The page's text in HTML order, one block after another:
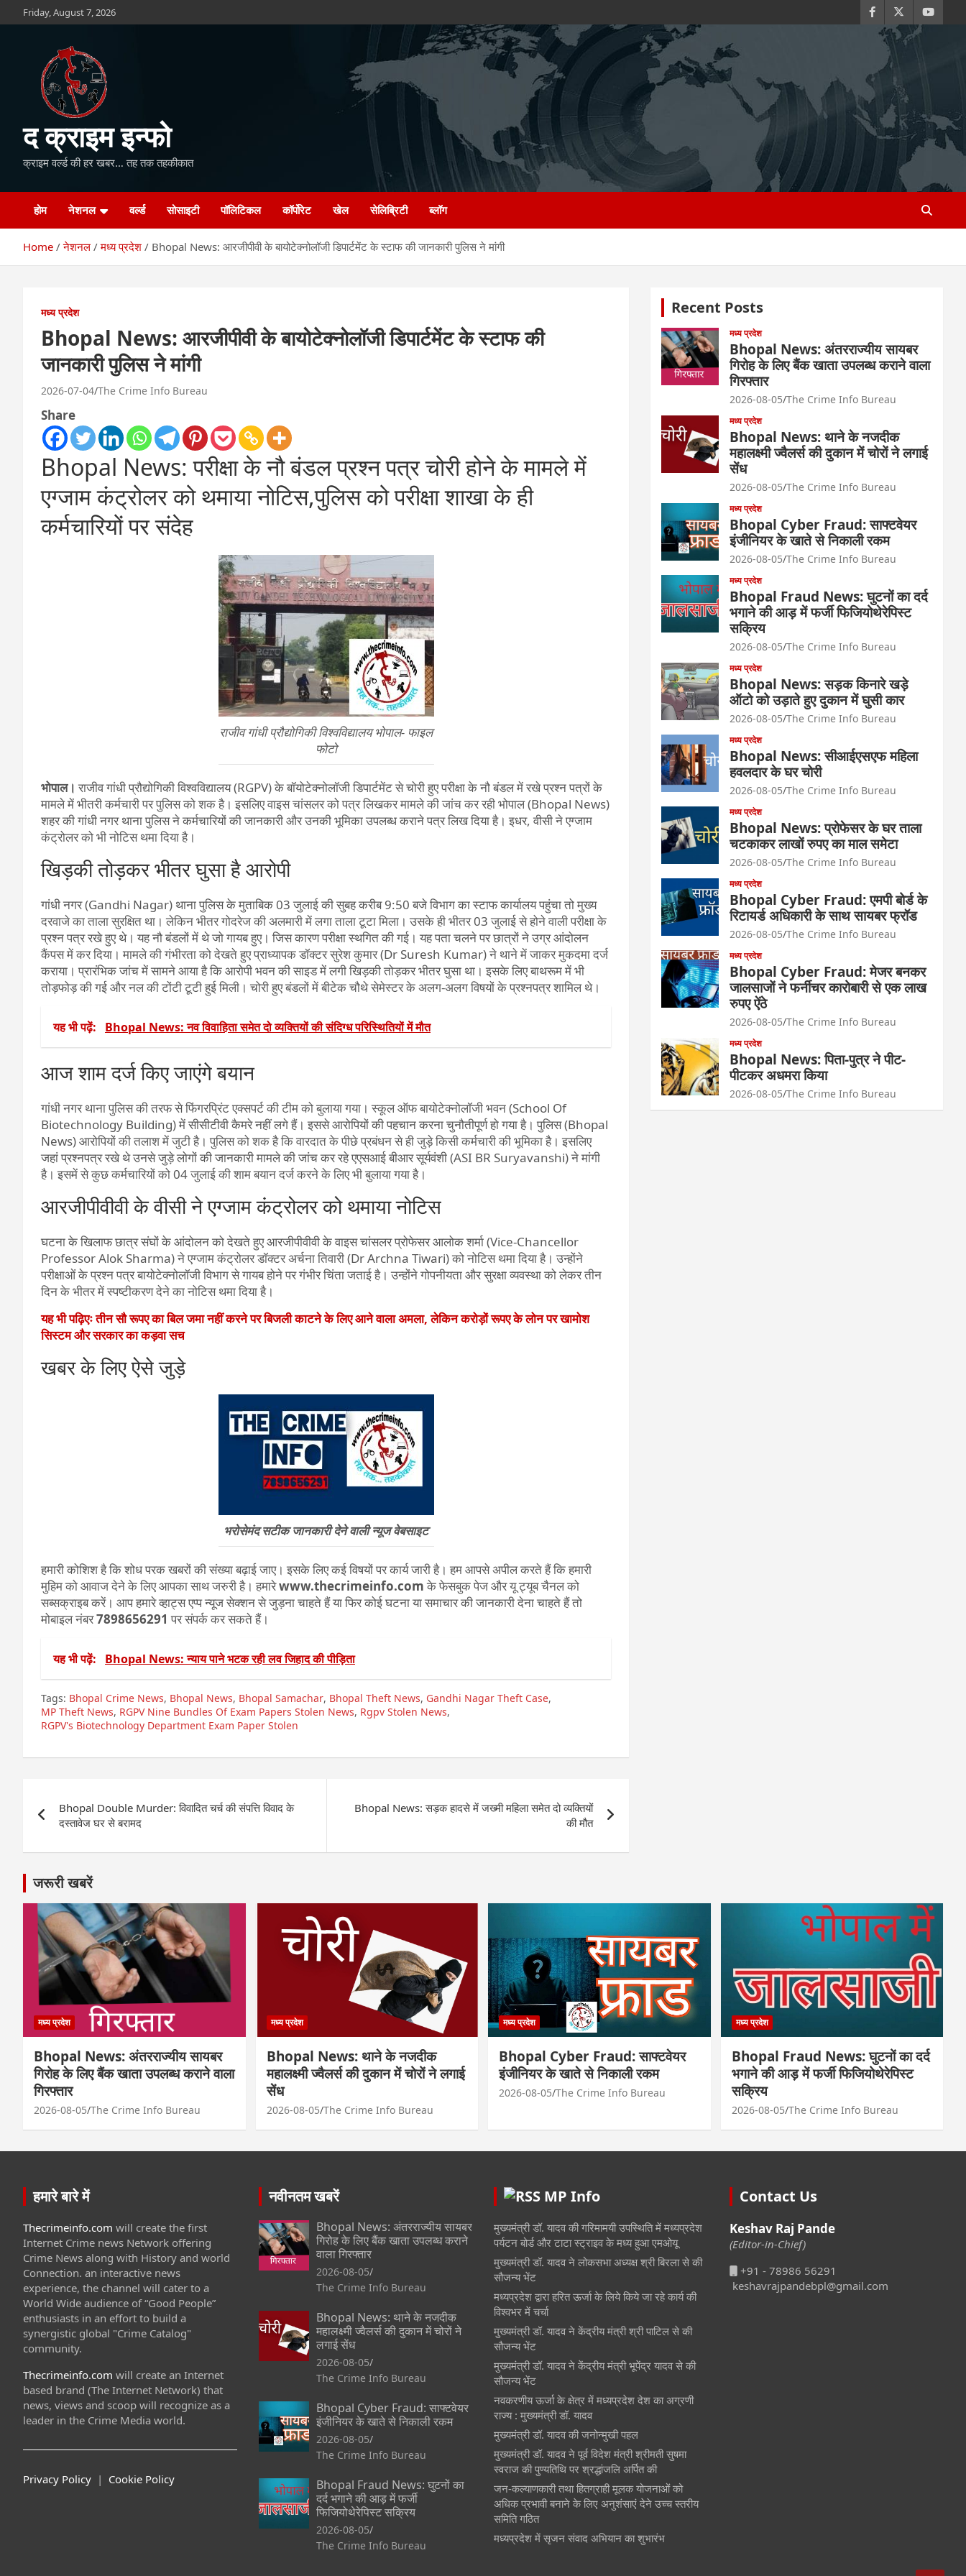
to
Friday, August 7, 2026
द क्राइम इन्फो
क्राइम वर्ल्ड की हर खबर… तह तक तहकीकात
होम नेशनल वर्ल्ड सोसाइटी पॉलिटिकल कॉर्पोरेट खेल सेलिब्रिटी ब्लॉग
Home नेशनल मध्य प्रदेश Bhopal News: आरजीपीवी के बायोटेक्नोलॉजी डिपार्टमेंट के स्टाफ की जानकारी पुलिस ने मांगी
मध्य प्रदेश
Bhopal News: आरजीपीवी के बायोटेक्नोलॉजी डिपार्टमेंट के स्टाफ की
जानकारी पुलिस ने मांगी
2026-07-04 The Crime Info Bureau
Share
Bhopal News: परीक्षा के नौ बंडल प्रश्न पत्र चोरी होने के मामले में
एग्जाम कंट्रोलर को थमाया नोटिस,पुलिस को परीक्षा शाखा के ही
कर्मचारियों पर संदेह
राजीव गांधी प्रौद्योगिकी विश्वविद्यालय भोपाल- फाइल
फोटो
भोपाल। राजीव गांधी प्रौद्योगिकी विश्वविद्यालय (RGPV) के बॉयोटेक्नोलॉजी डिपार्टमेंट से चोरी हुए परीक्षा के नौ बंडल में रखे प्रश्न पत्रों के
मामले में भीतरी कर्मचारी पर पुलिस को शक है। इसलिए वाइस चांसलर को पत्र लिखकर मामले की जांच कर रही भोपाल (Bhopal News)
शहर की गांधी नगर थाना पुलिस ने कर्मचारियों की जानकारी और उनकी भूमिका उपलब्ध कराने पत्र लिख दिया है। इधर, वीसी ने एग्जाम
कंट्रोलर को भी नोटिस थमा दिया है।
खिड़की तोड़कर भीतर घुसा है आरोपी
गांधी नगर (Gandhi Nagar) थाना पुलिस के मुताबिक 03 जुलाई की सुबह करीब 9:50 बजे विभाग का स्टाफ कार्यालय पहुंचा तो मुख्य
दरवाजे का ताला सुरक्षित था। लेकिन भीतर गोदरेज की अलमारी में लगा ताला टूटा मिला। उसके ही भीतर 03 जुलाई से होने वाली परीक्षा के
प्रश्न पत्र रखे हुए थे। यह नौ बंडलों में थे जो गायब हुए। जिस कारण परीक्षा स्थगित की गई। यह पता चलने पर छात्रों ने उग्र आंदोलन
कैंपस में कर दिया। मामले की गंभीरता को देखते हुए प्राध्यापक डॉक्टर सुरेश कुमार (Dr Suresh Kumar) ने थाने में जाकर मुकदमा दर्ज
कराया। प्रारंभिक जांच में सामने आया है कि आरोपी भवन की साइड में लगी खिड़की तोड़कर भीतर घुसा था। इसके लिए बाथरूम में भी
तोड़फोड़ की गई और नल की टोंटी टूटी हुई मिली। चोरी हुए बंडलों में बीटेक चौथे सेमेस्टर के अलग-अलग विषयों के प्रश्नपत्र शामिल थे।
यह भी पढ़ें: Bhopal News: नव विवाहिता समेत दो व्यक्तियों की संदिग्ध परिस्थितियों में मौत
आज शाम दर्ज किए जाएंगे बयान
गांधी नगर थाना पुलिस की तरफ से फिंगरप्रिंट एक्सपर्ट की टीम को बुलाया गया। स्कूल ऑफ बायोटेक्नोलॉजी भवन (School Of
Biotechnology Building) में सीसीटीवी कैमरे नहीं लगे हैं। इससे आरोपियों की पहचान करना चुनौतीपूर्ण हो गया है। पुलिस (Bhopal
News) आरोपियों की तलाश में जुटी है। पुलिस को शक है कि वारदात के पीछे प्रबंधन से ही जुड़े किसी कर्मचारी की भूमिका है। इसलिए
जहां प्रश्नपत्र रखे थे उनसे जुड़े लोगों की जानकारी मामले की जांच कर रहे एएसआई बीआर सूर्यवंशी (ASI BR Suryavanshi) ने मांगी
है। इसमें से कुछ कर्मचारियों को 04 जुलाई की शाम बयान दर्ज करने के लिए भी बुलाया गया है।
आरजीपीवीवी के वीसी ने एग्जाम कंट्रोलर को थमाया नोटिस
घटना के खिलाफ छात्र संघों के आंदोलन को देखते हुए आरजीपीवीवी के वाइस चांसलर प्रोफेसर आलोक शर्मा (Vice-Chancellor
Professor Alok Sharma) ने एग्जाम कंट्रोलर डॉक्टर अर्चना तिवारी (Dr Archna Tiwari) को नोटिस थमा दिया है। उन्होंने
परीक्षाओं के प्रश्न पत्र बायोटेक्नोलॉजी विभाग से गायब होने पर गंभीर चिंता जताई है। उन्होंने गोपनीयता और सुरक्षा व्यवस्था को लेकर तीन
दिन के भीतर में स्पष्टीकरण देने का नोटिस थमा दिया है।
यह भी पढ़िएः तीन सौ रूपए का बिल जमा नहीं करने पर बिजली काटने के लिए आने वाला अमला, लेकिन करोड़ों रूपए के लोन पर खामोश
सिस्टम और सरकार का कड़वा सच
खबर के लिए ऐसे जुड़े
भरोसेमंद सटीक जानकारी देने वाली न्यूज वेबसाइट
हमारी कोशिश है कि शोध परक खबरों की संख्या बढ़ाई जाए। इसके लिए कई विषयों पर कार्य जारी है। हम आपसे अपील करते हैं कि हमारी
मुहिम को आवाज देने के लिए आपका साथ जरुरी है। हमारेwww.thecrimeinfo.comके फेसबुक पेज और यू ट्यूब चैनल को
सब्सक्राइब करें। आप हमारे व्हाट्स एप्प न्यूज सेक्शन से जुड़ना चाहते हैं या फिर कोई घटना या समाचार की जानकारी देना चाहते हैं तो
मोबाइल नंबर7898656291 पर संपर्क कर सकते हैं।
यह भी पढ़ें: Bhopal News: न्याय पाने भटक रही लव जिहाद की पीड़िता
Tags: Bhopal Crime News, Bhopal News, Bhopal Samachar, Bhopal Theft News, Gandhi Nagar Theft Case,
MP Theft News, RGPV Nine Bundles Of Exam Papers Stolen News, Rgpv Stolen News,
RGPV's Biotechnology Department Exam Paper Stolen
navigation
Bhopal Double Murder: विवादित चर्च की संपत्ति विवाद के
दस्तावेज घर से बरामद
Bhopal News: सड़क हादसे में जख्मी महिला समेत दो व्यक्तियों
की मौत
Recent Posts
मध्य प्रदेश
Bhopal News: अंतरराज्यीय सायबर
गिरोह के लिए बैंक खाता उपलब्ध कराने वाला
गिरफ्तार
2026-08-05 The Crime Info Bureau
मध्य प्रदेश
Bhopal News: थाने के नजदीक
महालक्ष्मी ज्वैलर्स की दुकान में चोरों ने लगाई
सेंध
2026-08-05 The Crime Info Bureau
मध्य प्रदेश
Bhopal Cyber Fraud: साफ्टवेयर
इंजीनियर के खाते से निकाली रकम
2026-08-05 The Crime Info Bureau
मध्य प्रदेश
Bhopal Fraud News: घुटनों का दर्द
भगाने की आड़ में फर्जी फिजियोथेरेपिस्ट
सक्रिय
2026-08-05 The Crime Info Bureau
मध्य प्रदेश
Bhopal News: सड़क किनारे खड़े
ऑटो को उड़ाते हुए दुकान में घुसी कार
2026-08-05 The Crime Info Bureau
मध्य प्रदेश
Bhopal News: सीआईएसएफ महिला
हवलदार के घर चोरी
2026-08-05 The Crime Info Bureau
मध्य प्रदेश
Bhopal News: प्रोफेसर के घर ताला
चटकाकर लाखों रुपए का माल समेटा
2026-08-05 The Crime Info Bureau
मध्य प्रदेश
Bhopal Cyber Fraud: एमपी बोर्ड के
रिटायर्ड अधिकारी के साथ सायबर फ्रॉड
2026-08-05 The Crime Info Bureau
मध्य प्रदेश
Bhopal Cyber Fraud: मेजर बनकर
जालसाजों ने फर्नीचर कारोबारी से एक लाख
रुपए ऐंठे
2026-08-05 The Crime Info Bureau
मध्य प्रदेश
Bhopal News: पिता-पुत्र ने पीट-
पीटकर अधमरा किया
2026-08-05 The Crime Info Bureau
जरूरी खबरें
मध्य प्रदेश
Bhopal News: अंतरराज्यीय सायबर
गिरोह के लिए बैंक खाता उपलब्ध कराने वाला
गिरफ्तार
2026-08-05 The Crime Info Bureau
मध्य प्रदेश
Bhopal News: थाने के नजदीक
महालक्ष्मी ज्वैलर्स की दुकान में चोरों ने लगाई
सेंध
2026-08-05 The Crime Info Bureau
मध्य प्रदेश
Bhopal Cyber Fraud: साफ्टवेयर
इंजीनियर के खाते से निकाली रकम
2026-08-05 The Crime Info Bureau
मध्य प्रदेश
Bhopal Fraud News: घुटनों का दर्द
भगाने की आड़ में फर्जी फिजियोथेरेपिस्ट
सक्रिय
2026-08-05 The Crime Info Bureau
हमारे बारे में
Thecrimeinfo.com will create the first
Internet Crime news Network offering
Crime News along with History and world
Connection. an interactive news
experience, the channel will cater to a
World Wide audience of “Good People”
enthusiasts in an effort to build a
synergistic global "Crime Catalog"
community.
Thecrimeinfo.com will create an Internet
based brand (The Internet Network) that
news, views and scoop will recognize as a
leader in the Crime Media world.
Privacy Policy | Cookie Policy
नवीनतम खबरें
Bhopal News: अंतरराज्यीय सायबर
गिरोह के लिए बैंक खाता उपलब्ध कराने
वाला गिरफ्तार
2026-08-05
The Crime Info Bureau
Bhopal News: थाने के नजदीक
महालक्ष्मी ज्वैलर्स की दुकान में चोरों ने
लगाई सेंध
2026-08-05
The Crime Info Bureau
Bhopal Cyber Fraud: साफ्टवेयर
इंजीनियर के खाते से निकाली रकम
2026-08-05
The Crime Info Bureau
Bhopal Fraud News: घुटनों का
दर्द भगाने की आड़ में फर्जी
फिजियोथेरेपिस्ट सक्रिय
2026-08-05
The Crime Info Bureau
MP Info
मुख्यमंत्री डॉ. यादव की गरिमामयी उपस्थिति में मध्यप्रदेश
पर्यटन बोर्ड और टाटा स्ट्राइव के मध्य हुआ एमओयू
मुख्यमंत्री डॉ. यादव ने लोकसभा अध्यक्ष श्री बिरला से की
सौजन्य भेंट
मध्यप्रदेश द्वारा हरित ऊर्जा के लिये किये जा रहे कार्य की
विश्वभर में चर्चा
मुख्यमंत्री डॉ. यादव ने केंद्रीय मंत्री श्री पाटिल से की
सौजन्य भेंट
मुख्यमंत्री डॉ. यादव ने केंद्रीय मंत्री भूपेंद्र यादव से की
सौजन्य भेंट
नवकरणीय ऊर्जा के क्षेत्र में मध्यप्रदेश देश का अग्रणी
राज्य : मुख्यमंत्री डॉ. यादव
मुख्यमंत्री डॉ. यादव की जनोन्मुखी पहल
मुख्यमंत्री डॉ. यादव ने पूर्व विदेश मंत्री श्रीमती सुषमा
स्वराज की पुण्यतिथि पर श्रद्धांजलि अर्पित की
जन-कल्याणकारी तथा हितग्राही मूलक योजनाओं को
अधिक प्रभावी बनाने के लिए अनुशंसाएं देने उच्च स्तरीय
समिति गठित
मध्यप्रदेश में सृजन संवाद अभियान का शुभारंभ
Contact Us
Keshav Raj Pande
(Editor-in-Chief)
+91 - 78986 56291
keshavrajpandebpl@gmail.com